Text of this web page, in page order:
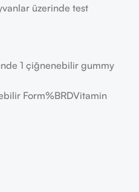
üzerinde test
1 çiğnenebilir gummy
Form%BRDVitamin